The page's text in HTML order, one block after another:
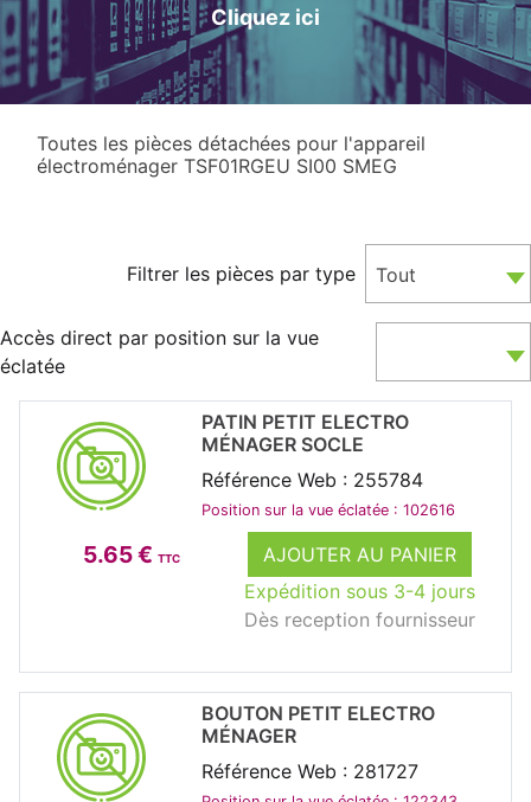
Cliquez ici
Toutes les pièces détachées pour l'appareil
électroménager TSF01RGEU SI00 SMEG
Filtrer les pièces par type Tout
Accès direct par position sur la vue
éclatée
5.65 € TTC
AJOUTER AU PANIER
Expédition sous 3-4 jours
Dès reception fournisseur
PATIN PETIT ELECTRO
MÉNAGER SOCLE
Référence Web : 255784
Position sur la vue éclatée : 102616
BOUTON PETIT ELECTRO
MÉNAGER
Référence Web : 281727